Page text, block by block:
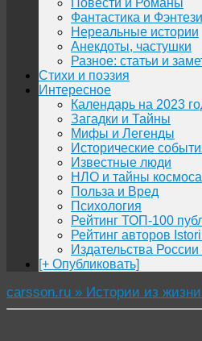
Повести и Романы
Фантастика и Фэнтези
Нереальные истории
Анекдоты, частушки
Разное: статьи и
Стихи и поэзия
Интересное
Календарь на 2023
Загадки и Тайны
Мифы и Легенды
Исторические
Известные люди
НЛО и тайны космоса
Польза и Вред
Психология
Рейтинг ТОП-100
Рейтинг авторов
Издательства
[+ Опубликовать]
carsson.ru » Истории из